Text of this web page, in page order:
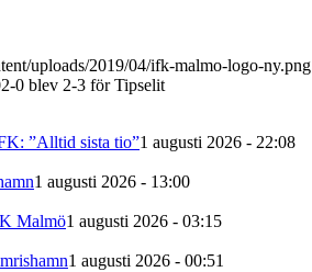
uploads/2019/04/ifk-malmo-logo-ny.png
2-0 blev 2-3 för Tipselit
”Alltid sista tio”1 augusti 2026 - 22:08
1 augusti 2026 - 13:00
Malmö1 augusti 2026 - 03:15
1 augusti 2026 - 00:51